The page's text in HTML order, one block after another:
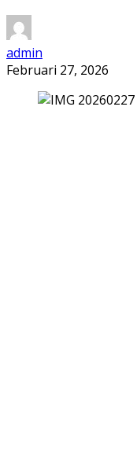
admin
Februari 27, 2026